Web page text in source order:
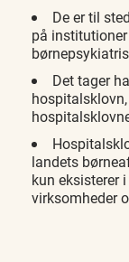
De er til
på
Det tager
landets
kun eksisterer
virksomheder